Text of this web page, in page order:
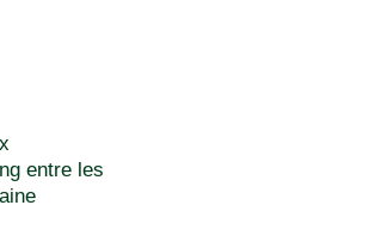
entre les